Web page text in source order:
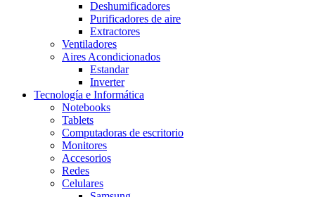
Deshumificadores
Purificadores de aire
Extractores
Ventiladores
Aires Acondicionados
Estandar
Inverter
Tecnología e Informática
Notebooks
Tablets
Computadoras de escritorio
Monitores
Accesorios
Redes
Celulares